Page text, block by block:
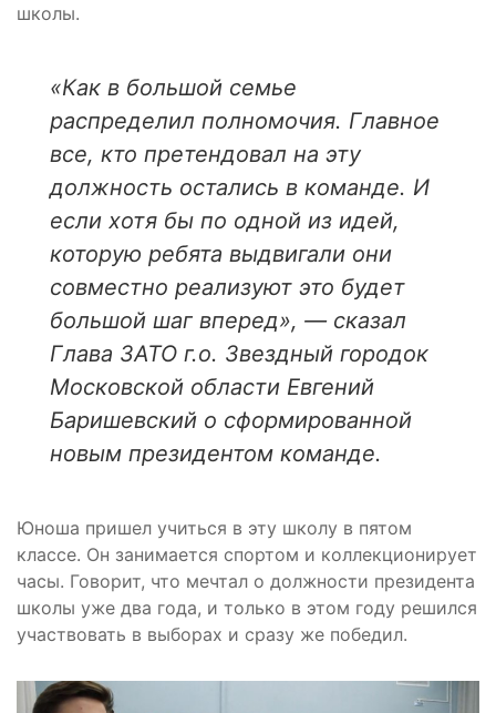
школы.
«Как в большой семье
распределил полномочия. Главное
все, кто претендовал на эту
должность остались в команде. И
если хотя бы по одной из идей,
которую ребята выдвигали они
совместно реализуют это будет
большой шаг вперед», — сказал
Глава ЗАТО г.о. Звездный городок
Московской области Евгений
Баришевский о сформированной
новым президентом команде.
Юноша пришел учиться в эту школу в пятом
классе. Он занимается спортом и коллекционирует
часы. Говорит, что мечтал о должности президента
школы уже два года, и только в этом году решился
участвовать в выборах и сразу же победил.